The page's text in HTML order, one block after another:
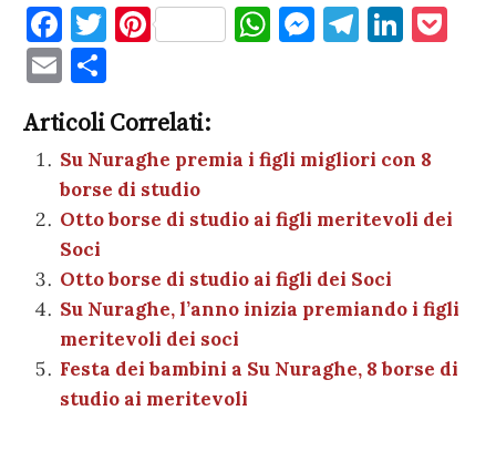
F
a
c
e
b
o
o
k
T
te
r
Pi
es
t
W
A
p
p
M
g
T
a
m
Li
dI
n
E
m
ai
l
o
n
di
vi
Articoli Correlati:
Su Nuraghe premia i figli migliori con 8
borse di studio
Otto borse di studio ai figli meritevoli dei
Soci
Otto borse di studio ai figli dei Soci
Su Nuraghe, l’anno inizia premiando i figli
meritevoli dei soci
Festa dei bambini a Su Nuraghe, 8 borse di
studio ai meritevoli